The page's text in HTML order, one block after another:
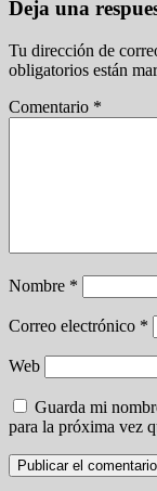
Deja una
Tu dirección de
obligatorios están
Comentario *
Nombre *
Correo electrónico *
Web
Guarda mi
para la próxima vez